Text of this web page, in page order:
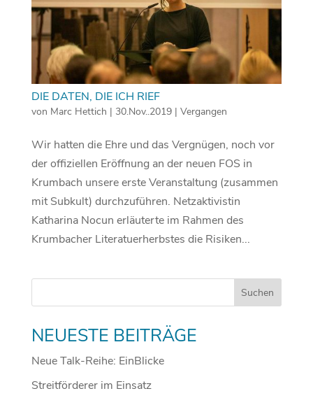
DIE DATEN, DIE ICH RIEF
von Marc Hettich | 30.Nov..2019| Vergangen
Wir hatten die Ehre und das Vergnügen, noch vor
der offiziellen Eröffnung an der neuen FOS in
Krumbach unsere erste Veranstaltung (zusammen
mit Subkult) durchzuführen. Netzaktivistin
Katharina Nocun erläuterte im Rahmen des
Krumbacher Literatuerherbstes die Risiken...
NEUESTE BEITRÄGE
Neue Talk-Reihe: EinBlicke
Streitförderer im Einsatz